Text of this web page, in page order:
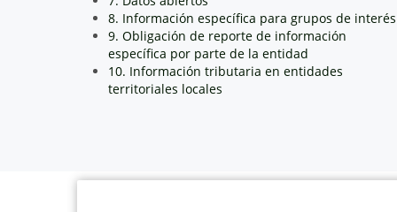
8. Información específica para grupos de interés
9. Obligación de reporte de información
específica por parte de la entidad
10. Información tributaria en entidades
territoriales locales